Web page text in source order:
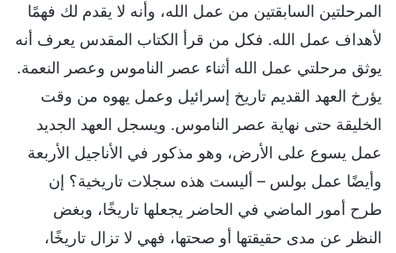
المرحلتين السابقتين من عمل الله، وأنه لا يقدم لك فهمًا
لأهداف عمل الله. فكل من قرأ الكتاب المقدس يعرف أنه
يوثق مرحلتي عمل الله أثناء عصر الناموس وعصر النعمة.
يؤرخ العهد القديم تاريخ إسرائيل وعمل يهوه من وقت
الخليقة حتى نهاية عصر الناموس. ويسجل العهد الجديد
عمل يسوع على الأرض، وهو مذكور في الأناجيل الأربعة
وأيضًا عمل بولس – أليست هذه سجلات تاريخية؟ إن
طرح أمور الماضي في الحاضر يجعلها تاريخًا، وبغض
النظر عن مدى حقيقتها أو صحتها، فهي لا تزال تاريخًا،